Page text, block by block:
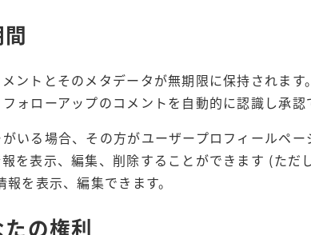
ントとそのメタデータが無期限に保持されま
ォローアップのコメントを自動的に認識し承認
いる場合、その方がユーザープロフィールペ
を表示、編集、削除することができます (ただ
を表示、編集できます。
の権利